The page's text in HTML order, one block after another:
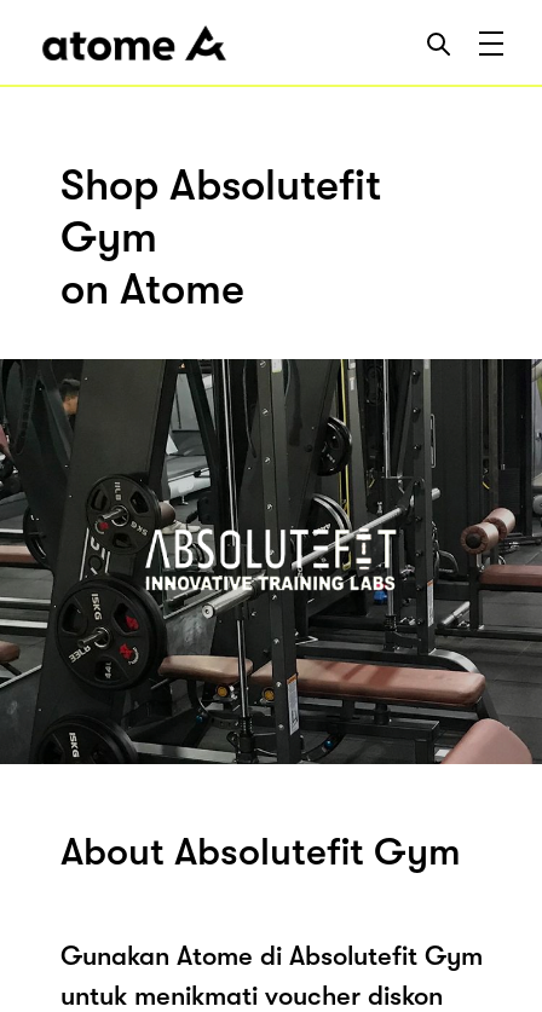
Shop Absolutefit
Gym
on Atome
About Absolutefit Gym
Gunakan Atome di Absolutefit Gym
untuk menikmati voucher diskon